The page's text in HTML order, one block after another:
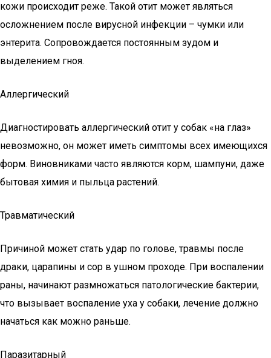
кожи происходит реже. Такой отит может являться
осложнением после вирусной инфекции – чумки или
энтерита. Сопровождается постоянным зудом и
выделением гноя.
Аллергический
Диагностировать аллергический отит у собак «на глаз»
невозможно, он может иметь симптомы всех имеющихся
форм. Виновниками часто являются корм, шампуни, даже
бытовая химия и пыльца растений.
Травматический
Причиной может стать удар по голове, травмы после
драки, царапины и сор в ушном проходе. При воспалении
раны, начинают размножаться патологические бактерии,
что вызывает воспаление уха у собаки, лечение должно
начаться как можно раньше.
Паразитарный